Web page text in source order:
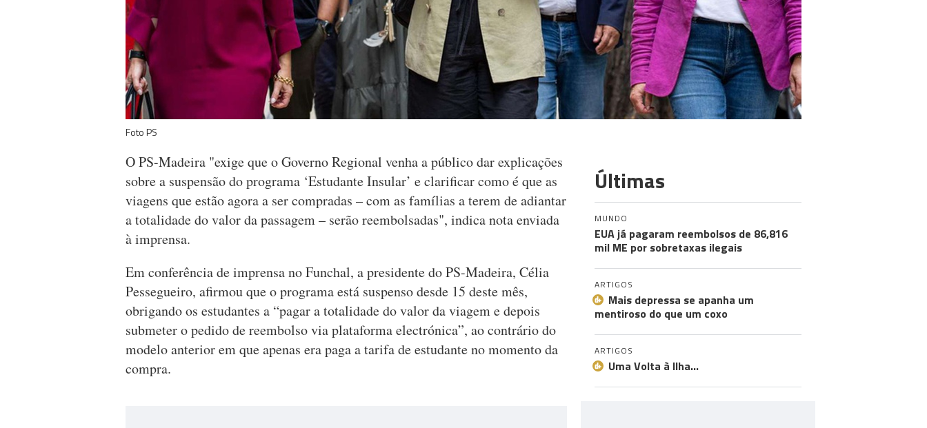
Foto PS
O PS-Madeira "exige que o Governo Regional venha a público dar explicações
sobre a suspensão do programa ‘Estudante Insular’ e clarificar como é que as
viagens que estão agora a ser compradas – com as famílias a terem de adiantar
a totalidade do valor da passagem – serão reembolsadas", indica nota enviada
à imprensa.
Em conferência de imprensa no Funchal, a presidente do PS-Madeira, Célia
Pessegueiro, afirmou que o programa está suspenso desde 15 deste mês,
obrigando os estudantes a “pagar a totalidade do valor da viagem e depois
submeter o pedido de reembolso via plataforma electrónica”, ao contrário do
modelo anterior em que apenas era paga a tarifa de estudante no momento da
compra.
Últimas
MUNDO
EUA já pagaram reembolsos de 86,816
mil ME por sobretaxas ilegais
ARTIGOS
Mais depressa se apanha um
mentiroso do que um coxo
ARTIGOS
Uma Volta à Ilha…